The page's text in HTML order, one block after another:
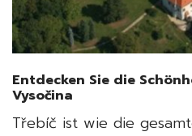
Entdecken Sie die
Vysočina
Třebíč ist wie die